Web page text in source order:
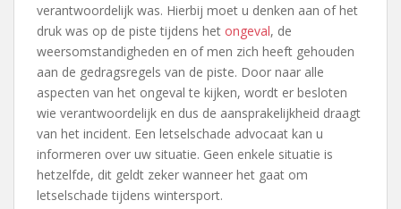
verantwoordelijk was. Hierbij moet u denken aan of het
druk was op de piste tijdens het ongeval, de
weersomstandigheden en of men zich heeft gehouden
aan de gedragsregels van de piste. Door naar alle
aspecten van het ongeval te kijken, wordt er besloten
wie verantwoordelijk en dus de aansprakelijkheid draagt
van het incident. Een letselschade advocaat kan u
informeren over uw situatie. Geen enkele situatie is
hetzelfde, dit geldt zeker wanneer het gaat om
letselschade tijdens wintersport.